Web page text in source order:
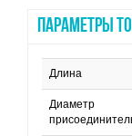
ПАРАМЕТРЫ
Длина
Диаметр